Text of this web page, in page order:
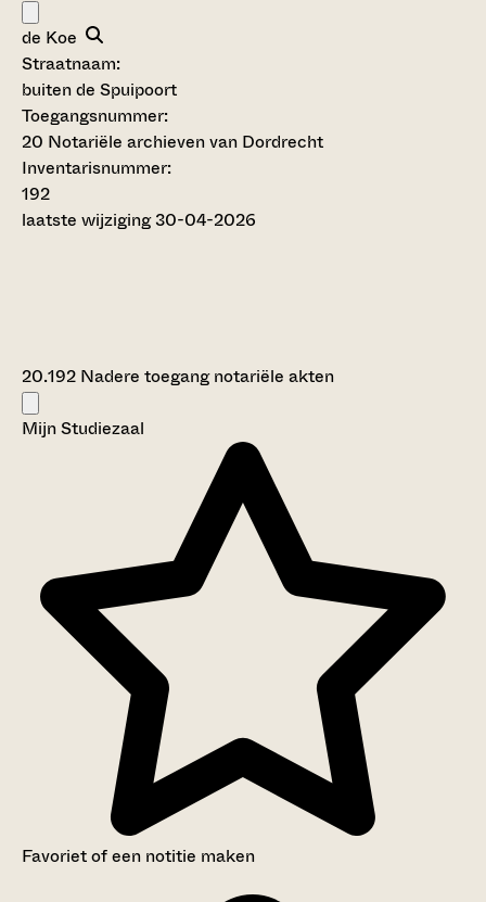
de Koe
Straatnaam:
buiten de Spuipoort
Toegangsnummer:
20 Notariële archieven van Dordrecht
Inventarisnummer:
192
laatste wijziging 30-04-2026
20.192 Nadere toegang notariële akten
Mijn Studiezaal
Favoriet of een notitie maken